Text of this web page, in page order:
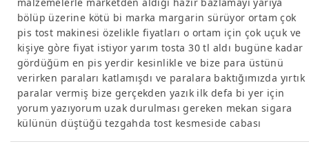
bölüp üzerine kötü bi marka margarin sürüyor ortam çok
pis tost makinesi özelikle fiyatları o ortam için çok uçuk ve
kişiye gòre fiyat istiyor yarım tosta 30 tl aldı bugüne kadar
gördüğüm en pis yerdir kesinlikle ve bize para üstünü
verirken paraları katlamışdı ve paralara baktığımızda yırtık
paralar vermiş bize gerçekden yazık ilk defa bi yer için
yorum yazıyorum uzak durulması gereken mekan sigara
külünün düştüğü tezgahda tost kesmeside cabası